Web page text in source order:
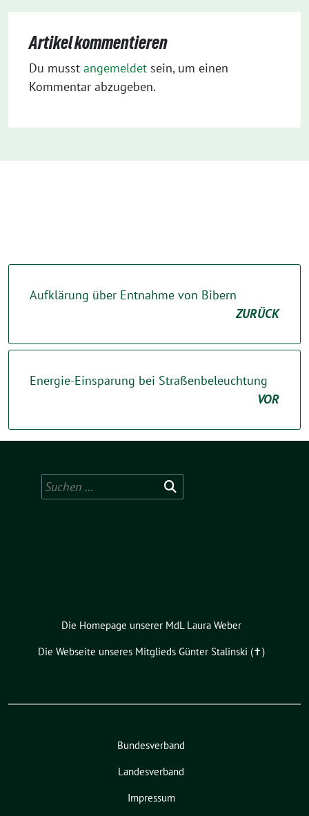
Artikel kommentieren
Du musst angemeldet sein, um einen
Kommentar abzugeben.
Aufklärung über Entnahme von Bibern
ZURÜCK
Energie-Einsparung bei Straßenbeleuchtung
VOR
Suchen
nach:
Die Homepage unserer MdL Laura Weber
Die Webseite unseres Mitglieds Günter Stalinski (✝︎)
Bundesverband
Landesverband
Impressum